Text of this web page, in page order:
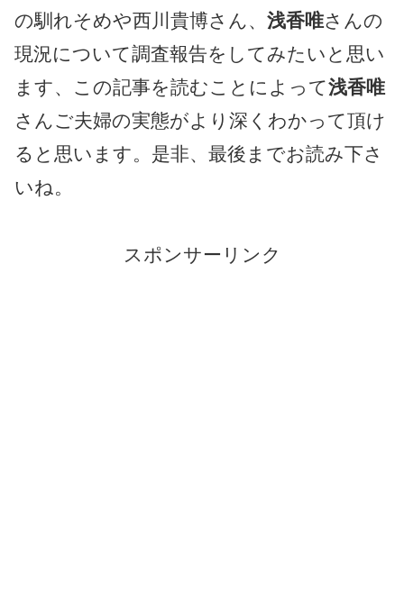
の馴れそめや西川貴博さん、 浅香唯さんの
現況について調査報告をしてみたいと思い
ます、この記事を読むことによって浅香唯
さんご夫婦の実態がより深くわかって頂け
ると思います。是非、最後までお読み下さ
いね。
スポンサーリンク